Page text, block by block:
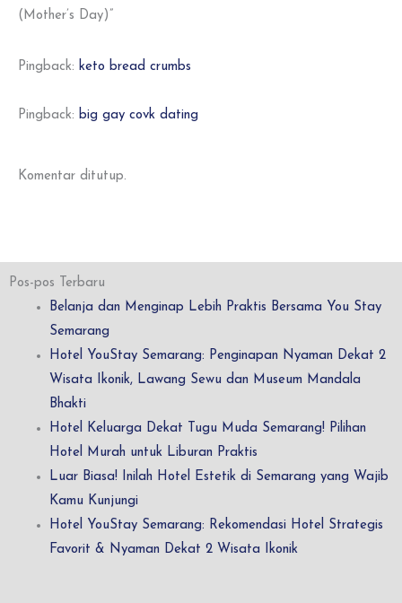
(Mother’s Day)”
Pingback: keto bread crumbs
Pingback: big gay covk dating
Komentar ditutup.
Pos-pos Terbaru
Belanja dan Menginap Lebih Praktis Bersama You Stay
Semarang
Hotel YouStay Semarang: Penginapan Nyaman Dekat 2
Wisata Ikonik, Lawang Sewu dan Museum Mandala
Bhakti
Hotel Keluarga Dekat Tugu Muda Semarang! Pilihan
Hotel Murah untuk Liburan Praktis
Luar Biasa! Inilah Hotel Estetik di Semarang yang Wajib
Kamu Kunjungi
Hotel YouStay Semarang: Rekomendasi Hotel Strategis
Favorit & Nyaman Dekat 2 Wisata Ikonik